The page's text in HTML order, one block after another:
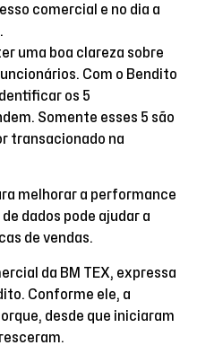
comercial e no dia a
uma boa clareza sobre
Com o Bendito
os 5
Somente esses 5 são
transacionado na
melhorar a performance
dados pode ajudar a
de vendas.
da BM TEX, expressa
Conforme ele, a
desde que iniciaram